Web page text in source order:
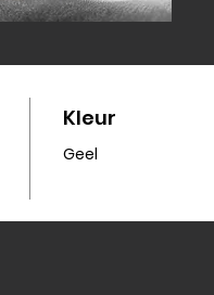
Kleur
Geel